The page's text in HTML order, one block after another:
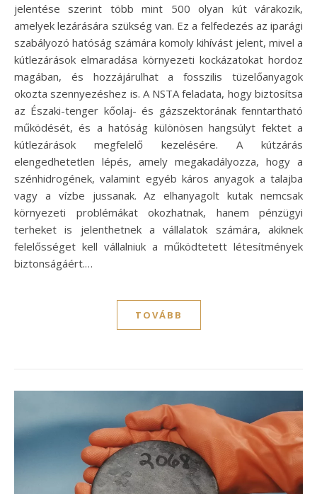
jelentése szerint több mint 500 olyan kút várakozik,
amelyek lezárására szükség van. Ez a felfedezés az iparági
szabályozó hatóság számára komoly kihívást jelent, mivel a
kútlezárások elmaradása környezeti kockázatokat hordoz
magában, és hozzájárulhat a fosszilis tüzelőanyagok
okozta szennyezéshez is. A NSTA feladata, hogy biztosítsa
az Északi-tenger kőolaj- és gázszektorának fenntartható
működését, és a hatóság különösen hangsúlyt fektet a
kútlezárások megfelelő kezelésére. A kútzárás
elengedhetetlen lépés, amely megakadályozza, hogy a
szénhidrogének, valamint egyéb káros anyagok a talajba
vagy a vízbe jussanak. Az elhanyagolt kutak nemcsak
környezeti problémákat okozhatnak, hanem pénzügyi
terheket is jelenthetnek a vállalatok számára, akiknek
felelősséget kell vállalniuk a működtetett létesítmények
biztonságáért.…
TOVÁBB